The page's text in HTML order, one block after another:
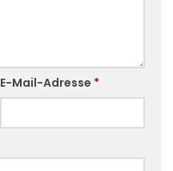
E-Mail-Adresse *